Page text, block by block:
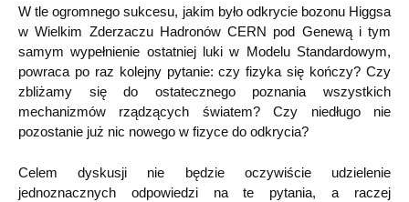
W tle ogromnego sukcesu, jakim było odkrycie bozonu Higgsa
w Wielkim Zderzaczu Hadronów CERN pod Genewą i tym
samym wypełnienie ostatniej luki w Modelu Standardowym,
powraca po raz kolejny pytanie: czy fizyka się kończy? Czy
zbliżamy się do ostatecznego poznania wszystkich
mechanizmów rządzących światem? Czy niedługo nie
pozostanie już nic nowego w fizyce do odkrycia?
Celem dyskusji nie będzie oczywiście udzielenie
jednoznacznych odpowiedzi na te pytania, a raczej